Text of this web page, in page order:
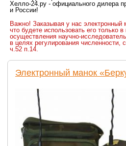
Хелло-24.ру - официального дилера
и России!
Важно! Заказывая у нас электронный
что будете использовать его только
осуществления научно-
в целях регулирования
ч.52 п.14.
Электронный манок